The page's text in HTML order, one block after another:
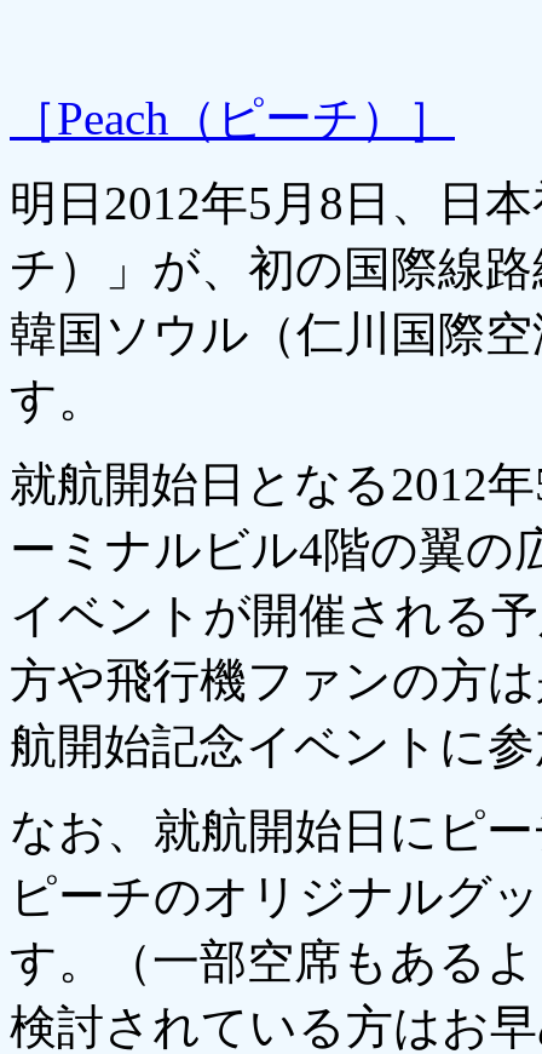
［Peach（ピーチ）］
明日2012年5月8日、日
チ）」が、初の国際線
韓国ソウル（仁川国際
す。
就航開始日となる2012
ーミナルビル4階の翼の
イベントが開催される
方や飛行機ファンの方
航開始記念イベントに
なお、就航開始日にピ
ピーチのオリジナルグ
す。（一部空席もある
検討されている方はお